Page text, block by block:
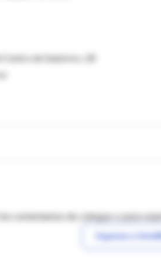
de Salud nro. 28
los comentarios de colegas o para
Ingresar a